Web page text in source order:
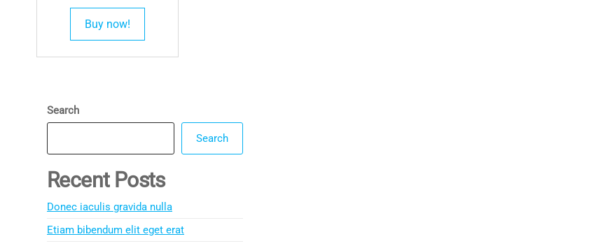
Buy now!
Search
Search
Recent Posts
Donec iaculis gravida nulla
Etiam bibendum elit eget erat